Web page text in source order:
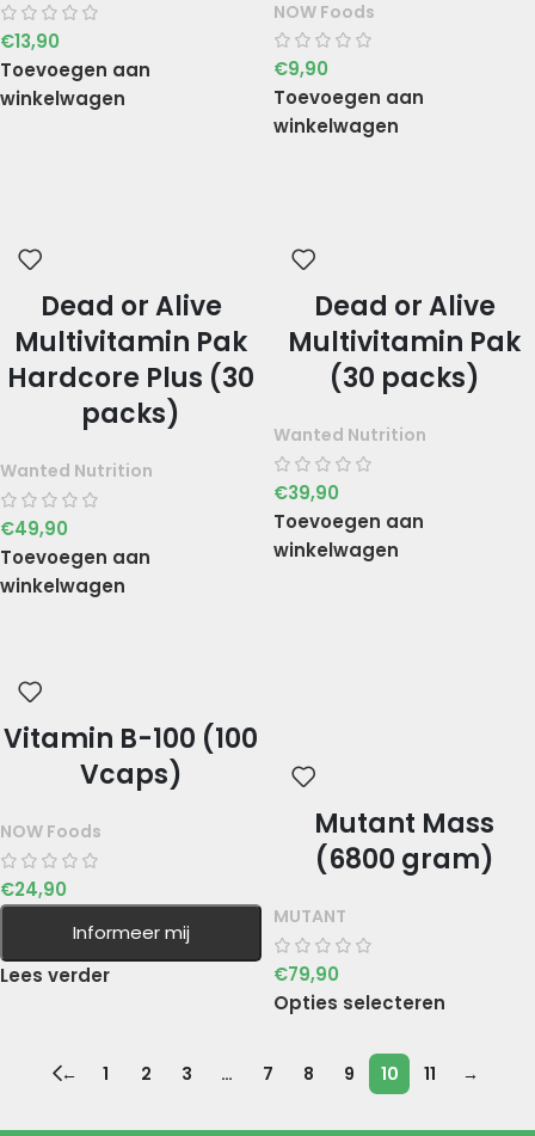
€13,90
Toevoegen aan
winkelwagen
NOW Foods
€9,90
Toevoegen aan
winkelwagen
Dead or Alive
Multivitamin Pak
Hardcore Plus (30
packs)
Wanted Nutrition
€49,90
Toevoegen aan
winkelwagen
Dead or Alive
Multivitamin Pak
(30 packs)
Wanted Nutrition
€39,90
Toevoegen aan
winkelwagen
Vitamin B-100 (100
Vcaps)
NOW Foods
€24,90
Informeer mij
Lees verder
Mutant Mass
(6800 gram)
MUTANT
€79,90
Opties selecteren
← 1 2 3 … 7 8 9 10 11 →